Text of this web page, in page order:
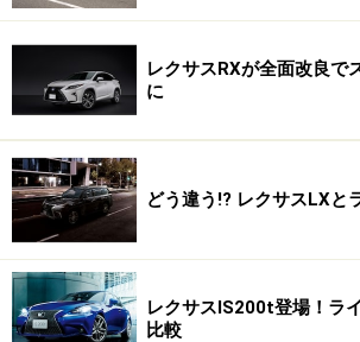
い。
レクサスRXが全面改良で
に
どう違う!? レクサスLXと
レクサスIS200t登場！ラ
比較